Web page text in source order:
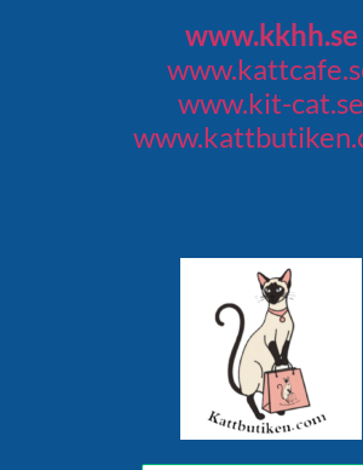
www.kkhh.se
www.kit-cat.se